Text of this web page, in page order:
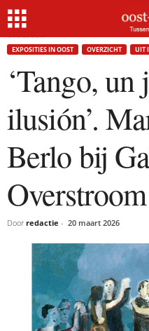
Home
‘Tango,
Overstroom
EXPOSITIES IN OOST OVERZICHT UIT
‘Tango,
ilusión’.
Berlo bij
Overstroom
Door redactie - 20 maart 2026